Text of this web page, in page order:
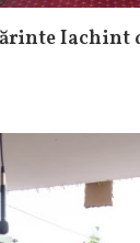
Iachint